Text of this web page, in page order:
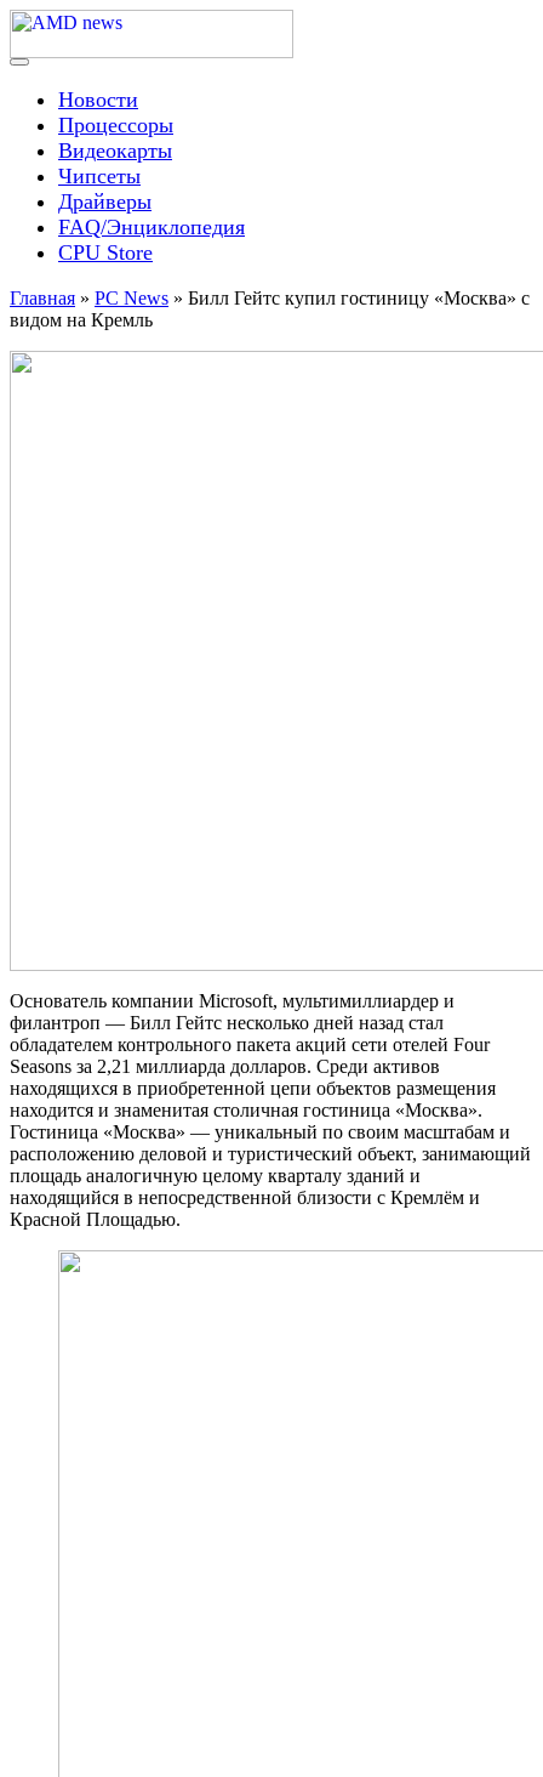
Skip
content
AMD news
Menu
Новости
Процессоры
Видеокарты
Чипсеты
Драйверы
FAQ/Энциклопедия
CPU Store
Главная » PC News » Билл Гейтс купил гостиницу «Москва» с
видом на Кремль
Основатель компании Microsoft, мультимиллиардер и
филантроп — Билл Гейтс несколько дней назад стал
обладателем контрольного пакета акций сети отелей Four
Seasons за 2,21 миллиарда долларов. Среди активов
находящихся в приобретенной цепи объектов размещения
находится и знаменитая столичная гостиница «Москва».
Гостиница «Москва» — уникальный по своим масштабам и
расположению деловой и туристический объект, занимающий
площадь аналогичную целому кварталу зданий и
находящийся в непосредственной близости с Кремлём и
Красной Площадью.